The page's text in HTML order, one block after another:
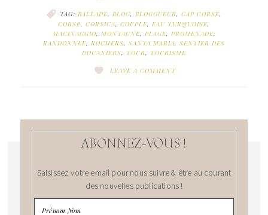
TAG: BALLADE BLOG BLOGGUEUR CAP CORSE
CORSE CORSICA COUPLE EAU TURQUOISE
MACINAGGIO
MONTAGNE, PLAGE, PROMENADE,
RANDONNEE ROCHERS SANTA MARIA
SENTIER DES
DOUANIERS
TOUR TOURISME
LEAVE A COMMENT
ABONNEZ-VOUS !
Saisissez votre email pour nous suivre & être au courant
des nouvelles publications !